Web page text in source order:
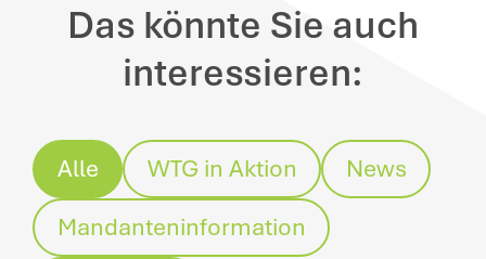
Das könnte Sie auch
interessieren:
Alle WTG in Aktion
News
Mandanteninformation